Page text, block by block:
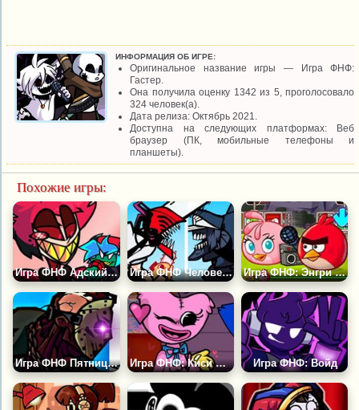
ИНФОРМАЦИЯ ОБ ИГРЕ:
Оригинальное название игры — Игра ФНФ:
Гастер.
Она получила оценку 1342 из 5, проголосовало
324 человек(а).
Дата релиза: Октябрь 2021.
Доступна на следующих платформах: Веб
браузер (ПК, мобильные телефоны и
планшеты).
Похожие игры:
Игра ФНФ Адский Босс Игра ФНФ Человек Бензопила против Человека Катаны Игра ФНФ: Энгри Бёрдс
Игра ФНФ Пятница 13: Джейсон Вурхиз Игра ФНФ: Киси Миси Игра ФНФ: Войд